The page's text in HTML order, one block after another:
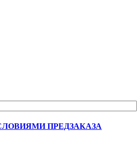
ПРЕДЗАКАЗА